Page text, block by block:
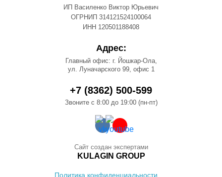
ИП Василенко Виктор Юрьевич
ОГРНИП 314121524100064
ИНН 120501188408
Адрес:
Главный офис: г. Йошкар-Ола,
ул. Луначарского 99, офис 1
+7 (8362) 500-599
Звоните с 8:00 до 19:00 (пн-пт)
Политика конфиденциальности
Сайт создан экспертами
KULAGIN GROUP